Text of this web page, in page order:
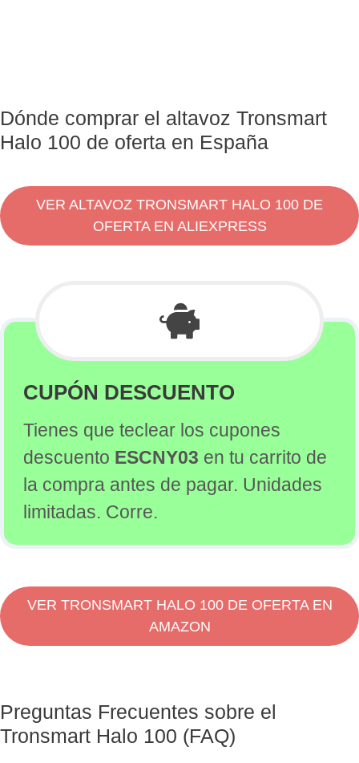
Dónde comprar el altavoz Tronsmart
Halo 100 de oferta en España
VER ALTAVOZ TRONSMART HALO 100 DE
OFERTA EN ALIEXPRESS
CUPÓN DESCUENTO
Tienes que teclear los cupones
descuento ESCNY03 en tu carrito de
la compra antes de pagar. Unidades
limitadas. Corre.
VER TRONSMART HALO 100 DE OFERTA EN
AMAZON
Preguntas Frecuentes sobre el
Tronsmart Halo 100 (FAQ)